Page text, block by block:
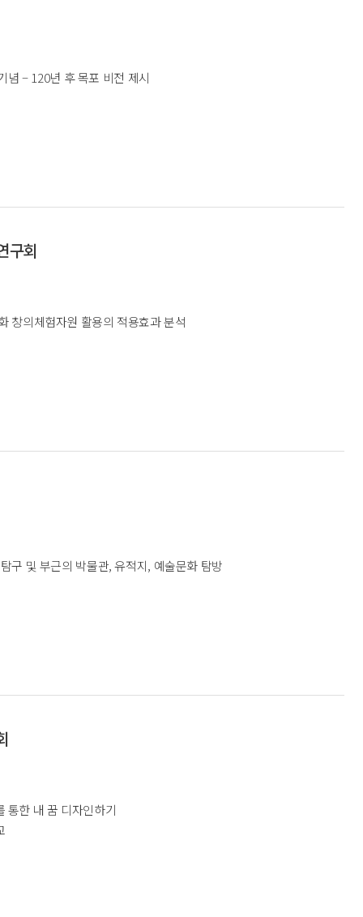
념 – 120년 후 목포 비전 제시
구회
창의체험자원 활용의 적용효과 분석
구 및 부근의 박물관, 유적지, 예술문화 탐방
통한 내 꿈 디자인하기